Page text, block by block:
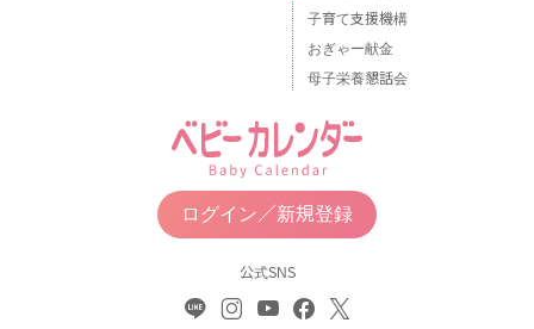
子育て支援機構
おぎゃー献金
母子栄養懇話会
ログイン／新規登録
公式SNS